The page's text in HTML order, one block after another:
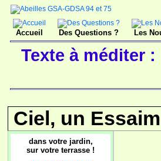
Accueil Des Questions ? Les
Texte à méditer :
Ciel, un
dans votre jardin,
sur votre terrasse !